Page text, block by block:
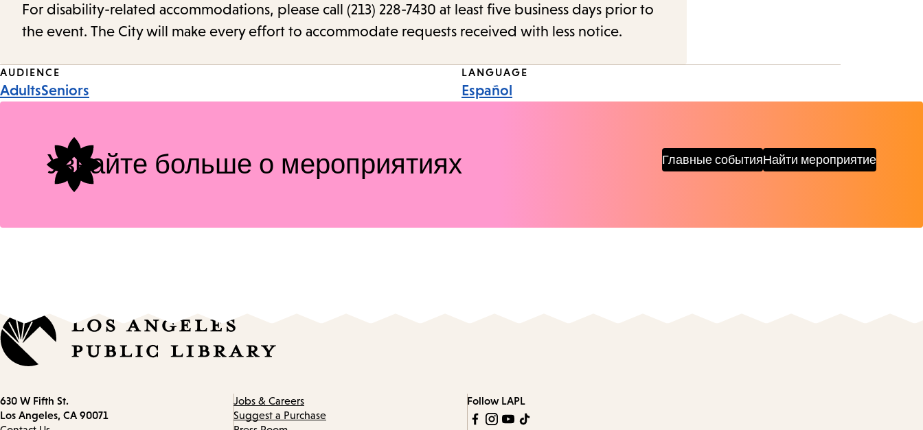
For disability-related accommodations, please call (213) 228-7430 at least five business days prior to
the event. The City will make every effort to accommodate requests received with less notice.
Event
AUDIENCE
AdultsSeniors
LANGUAGE
Español
Узнайте больше о мероприятиях Главные событияНайти мероприятие
Contact
information
630 W Fifth St.
Los Angeles, CA 90071
Jobs & Careers
Suggest a Purchase
Follow LAPL